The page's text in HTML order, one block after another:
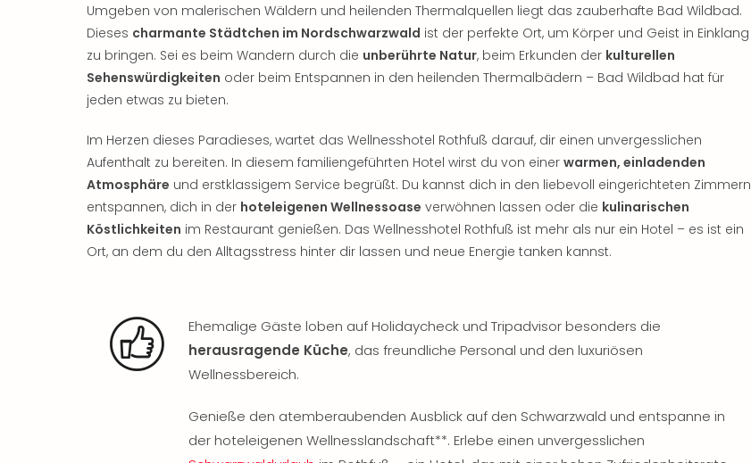
Umgeben von malerischen Wäldern und heilenden Thermalquellen liegt das zauberhafte Bad Wildbad.
Dieses charmante Städtchen im Nordschwarzwald ist der perfekte Ort, um Körper und Geist in Einklang
zu bringen. Sei es beim Wandern durch die unberührte Natur, beim Erkunden der kulturellen
Sehenswürdigkeiten oder beim Entspannen in den heilenden Thermalbädern – Bad Wildbad hat für
jeden etwas zu bieten.
Im Herzen dieses Paradieses, wartet das Wellnesshotel Rothfuß darauf, dir einen unvergesslichen
Aufenthalt zu bereiten. In diesem familiengeführten Hotel wirst du von einer warmen, einladenden
Atmosphäre und erstklassigem Service begrüßt. Du kannst dich in den liebevoll eingerichteten Zimmern
entspannen, dich in der hoteleigenen Wellnessoase verwöhnen lassen oder die kulinarischen
Köstlichkeiten im Restaurant genießen. Das Wellnesshotel Rothfuß ist mehr als nur ein Hotel – es ist ein
Ort, an dem du den Alltagsstress hinter dir lassen und neue Energie tanken kannst.
Ehemalige Gäste loben auf Holidaycheck und Tripadvisor besonders die
herausragende Küche, das freundliche Personal und den luxuriösen
Wellnessbereich.
Genieße den atemberaubenden Ausblick auf den Schwarzwald und entspanne in
der hoteleigenen Wellnesslandschaft**. Erlebe einen unvergesslichen